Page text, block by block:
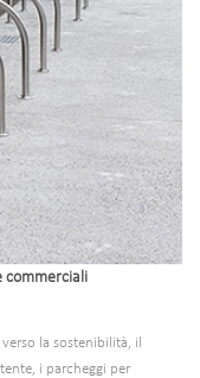
offrono valore a lungo
guida analizzeremo
delle biciclette, i tipi
basati su scenari e il
per qualità, diversità
commerciali
la sostenibilità, il
i parcheggi per